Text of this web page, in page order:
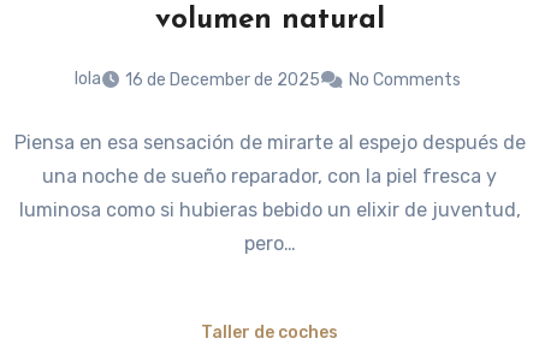
volumen natural
lola 16 de December de 2025 No Comments
Piensa en esa sensación de mirarte al espejo después de
una noche de sueño reparador, con la piel fresca y
luminosa como si hubieras bebido un elixir de juventud,
pero…
Taller de coches